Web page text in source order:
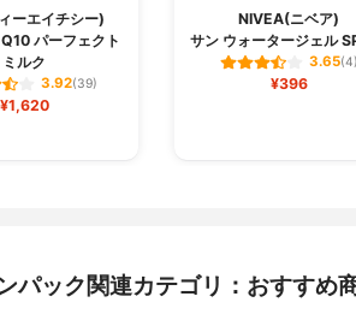
ーエイチシー)
パーフェクト
ミルク
3.92(39)
¥1,620
NIVEA(ニベア)
サン ウォータージェル
3.65(4)
¥396
パック関連カテゴリ：おすすめ